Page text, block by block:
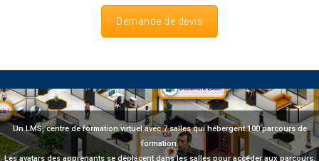
Demande de devis
Un LMS, centre de formation virtuel avec 7 salles qui hébergent 100 parcours de
formation.
Les avatars des apprenants se déplacent dans les salles pour accéder aux parcours.